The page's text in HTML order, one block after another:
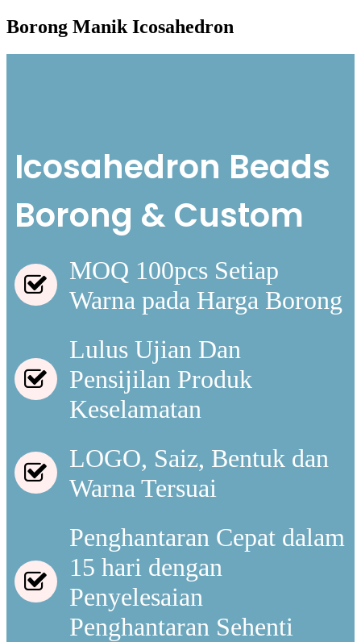
Borong Manik Icosahedron
Icosahedron Beads
Borong & Custom
MOQ 100pcs Setiap
Warna pada Harga Borong
Lulus Ujian Dan
Pensijilan Produk
Keselamatan
LOGO, Saiz, Bentuk dan
Warna Tersuai
Penghantaran Cepat dalam
15 hari dengan
Penyelesaian
Penghantaran Sehenti